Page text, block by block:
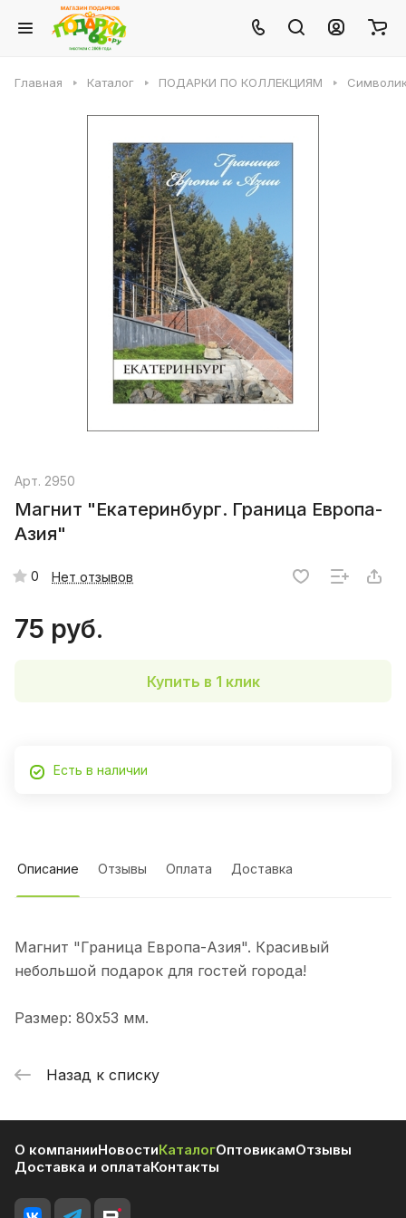
Главная Каталог ПОДАРКИ ПО КОЛЛЕКЦИЯМ
Арт. 2950
Магнит "Екатеринбург. Граница Европа-
Азия"
0 Нет отзывов
75 руб.
Купить в 1 клик
Есть в наличии
Описание Отзывы Оплата Доставка
Магнит "Граница Европа-Азия". Красивый
небольшой подарок для гостей города!
Размер: 80х53 мм.
Назад к списку
О компанииНовостиКаталогОптовикамОтзывы
Доставка и оплатаКонтакты